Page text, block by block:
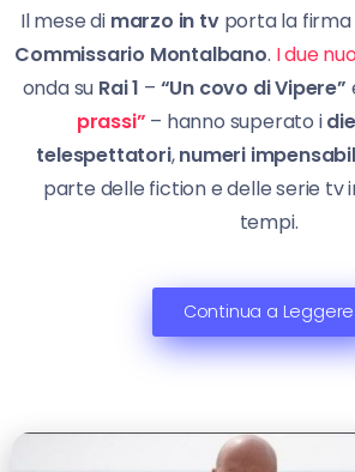
Il mese di marzo in tvporta la firma
Commissario Montalbano. I due
onda su Rai 1 – “Un covo di Vipere”
prassi” – hanno superato i
telespettatori,numeri
parte delle fiction e delle serie tv
tempi.
Continua a Leggere